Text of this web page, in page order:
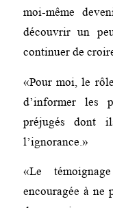
moi-même
découvrir un
continuer de
«Pour moi, le
d’informer les
préjugés dont
l’ignorance.»
«Le
encouragée à ne